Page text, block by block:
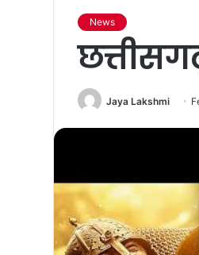
News
Jaya Lakshmi